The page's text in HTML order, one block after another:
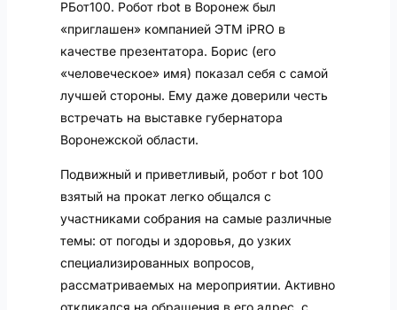
РБот100. Робот rbot в Воронеж был
«приглашен» компанией ЭТМ iPRO в
качестве презентатора. Борис (его
«человеческое» имя) показал себя с самой
лучшей стороны. Ему даже доверили честь
встречать на выставке губернатора
Воронежской области.
Подвижный и приветливый, робот r bot 100
взятый на прокат легко общался с
участниками собрания на самые различные
темы: от погоды и здоровья, до узких
специализированных вопросов,
рассматриваемых на мероприятии. Активно